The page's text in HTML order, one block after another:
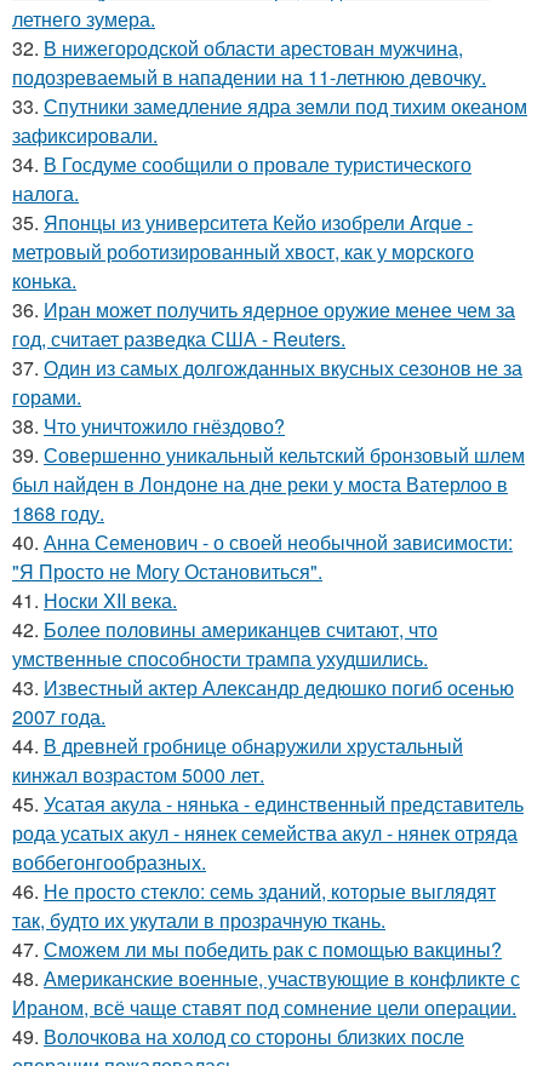
летнего зумера.
32. В нижегородской области арестован мужчина,
подозреваемый в нападении на 11-летнюю девочку.
33. Спутники замедление ядра земли под тихим океаном
зафиксировали.
34. В Госдуме сообщили о провале туристического
налога.
35. Японцы из университета Кейо изобрели Arque -
метровый роботизированный хвост, как у морского
конька.
36. Иран может получить ядерное оружие менее чем за
год, считает разведка США - Reuters.
37. Один из самых долгожданных вкусных сезонов не за
горами.
38. Что уничтожило гнёздово?
39. Совершенно уникальный кельтский бронзовый шлем
был найден в Лондоне на дне реки у моста Ватерлоо в
1868 году.
40. Анна Семенович - о своей необычной зависимости:
"Я Просто не Могу Остановиться".
41. Носки XII века.
42. Более половины американцев считают, что
умственные способности трампа ухудшились.
43. Известный актер Александр дедюшко погиб осенью
2007 года.
44. В древней гробнице обнаружили хрустальный
кинжал возрастом 5000 лет.
45. Усатая акула - нянька - единственный представитель
рода усатых акул - нянек семейства акул - нянек отряда
воббегонгообразных.
46. Не просто стекло: семь зданий, которые выглядят
так, будто их укутали в прозрачную ткань.
47. Сможем ли мы победить рак с помощью вакцины?
48. Американские военные, участвующие в конфликте с
Ираном, всё чаще ставят под сомнение цели операции.
49. Волочкова на холод со стороны близких после